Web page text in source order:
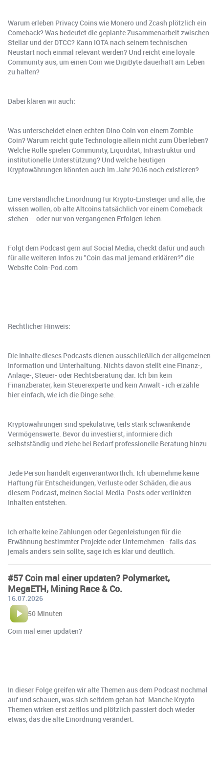
Warum erleben Privacy Coins wie Monero und Zcash plötzlich ein
Comeback? Was bedeutet die geplante Zusammenarbeit zwischen
Stellar und der DTCC? Kann IOTA nach seinem technischen
Neustart noch einmal relevant werden? Und reicht eine loyale
Community aus, um einen Coin wie DigiByte dauerhaft am Leben
zu halten?
Dabei klären wir auch:
Was unterscheidet einen echten Dino Coin von einem Zombie
Coin? Warum reicht gute Technologie allein nicht zum Überleben?
Welche Rolle spielen Community, Liquidität, Infrastruktur und
institutionelle Unterstützung? Und welche heutigen
Kryptowährungen könnten auch im Jahr 2036 noch existieren?
Eine verständliche Einordnung für Krypto-Einsteiger und alle, die
wissen wollen, ob alte Altcoins tatsächlich vor einem Comeback
stehen – oder nur von vergangenen Erfolgen leben.
Folgt dem Podcast gern auf Social Media, checkt dafür und auch
für alle weiteren Infos zu "Coin das mal jemand erklären?" die
Website Coin-Pod.com
Rechtlicher Hinweis:
Die Inhalte dieses Podcasts dienen ausschließlich der allgemeinen
Information und Unterhaltung. Nichts davon stellt eine Finanz-,
Anlage-, Steuer- oder Rechtsberatung dar. Ich bin kein
Finanzberater, kein Steuerexperte und kein Anwalt - ich erzähle
hier einfach, wie ich die Dinge sehe.
Kryptowährungen sind spekulative, teils stark schwankende
Vermögenswerte. Bevor du investierst, informiere dich
selbstständig und ziehe bei Bedarf professionelle Beratung hinzu.
Jede Person handelt eigenverantwortlich. Ich übernehme keine
Haftung für Entscheidungen, Verluste oder Schäden, die aus
diesem Podcast, meinen Social-Media-Posts oder verlinkten
Inhalten entstehen.
Ich erhalte keine Zahlungen oder Gegenleistungen für die
Erwähnung bestimmter Projekte oder Unternehmen - falls das
jemals anders sein sollte, sage ich es klar und deutlich.
#57 Coin mal einer updaten? Polymarket,
MegaETH, Mining Race & Co.
16.07.2026
50 Minuten
Coin mal einer updaten?
In dieser Folge greifen wir alte Themen aus dem Podcast nochmal
auf und schauen, was sich seitdem getan hat. Manche Krypto-
Themen wirken erst zeitlos und plötzlich passiert doch wieder
etwas, das die alte Einordnung verändert.